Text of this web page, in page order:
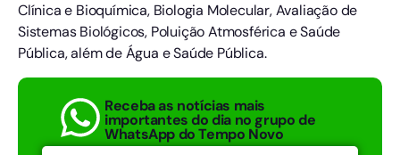
Clínica e Bioquímica, Biologia Molecular, Avaliação de
Sistemas Biológicos, Poluição Atmosférica e Saúde
Pública, além de Água e Saúde Pública.
Receba as notícias mais
importantes do dia no grupo de
WhatsApp do Tempo Novo